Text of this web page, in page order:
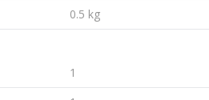
0.5 kg
1